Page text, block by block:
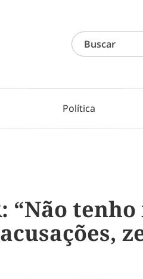
Política
“Não